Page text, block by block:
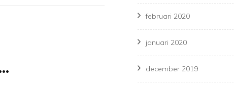
februari 2020
januari 2020
december 2019